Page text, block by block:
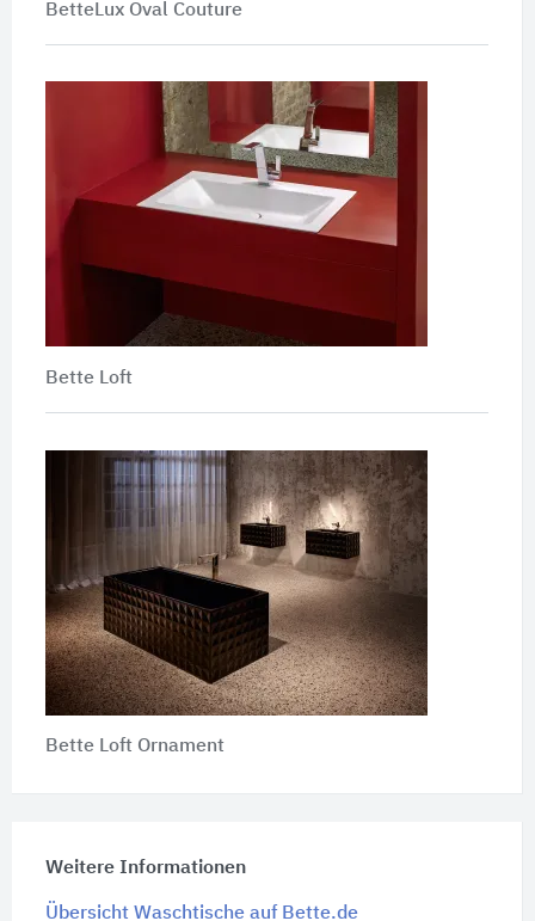
BetteLux Oval Couture
Bette Loft
Bette Loft Ornament
Weitere Informationen
Übersicht Waschtische auf Bette.de